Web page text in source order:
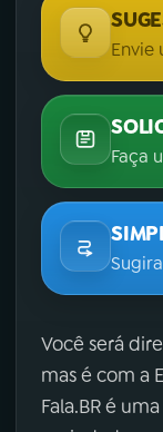
Envie
Faça
Você será
mas é com a
Fala.BR é